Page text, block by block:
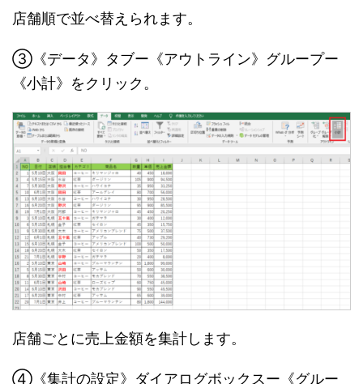
店舗順で並べ替えられます。
③《データ》タブー《アウトライン》グループー
《小計》をクリック。
店舗ごとに売上金額を集計します。
④《集計の設定》ダイアログボックスー《グルー